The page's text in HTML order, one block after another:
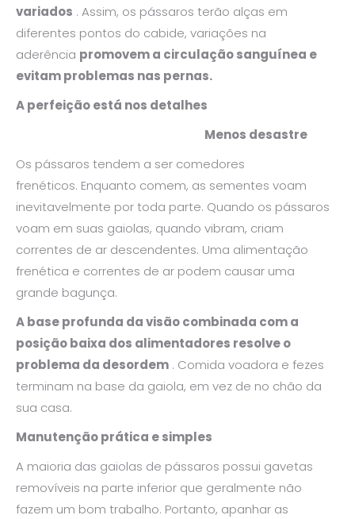
variados . Assim, os pássaros terão alças em
diferentes pontos do cabide, variações na
aderência promovem a circulação sanguínea e
evitam problemas nas pernas.
A perfeição está nos detalhes
Menos desastre
Os pássaros tendem a ser comedores
frenéticos. Enquanto comem, as sementes voam
inevitavelmente por toda parte. Quando os pássaros
voam em suas gaiolas, quando vibram, criam
correntes de ar descendentes. Uma alimentação
frenética e correntes de ar podem causar uma
grande bagunça.
A base profunda da visão combinada com a
posição baixa dos alimentadores resolve o
problema da desordem . Comida voadora e fezes
terminam na base da gaiola, em vez de no chão da
sua casa.
Manutenção prática e simples
A maioria das gaiolas de pássaros possui gavetas
removíveis na parte inferior que geralmente não
fazem um bom trabalho. Portanto, apanhar as